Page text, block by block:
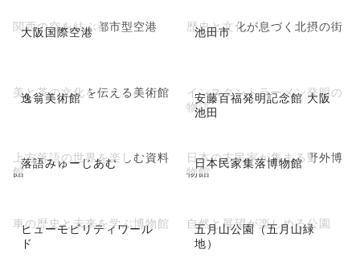
大阪国際空港
関西の空を結ぶ都市型空港 池田市
歴史と文化が息づく北摂の街
逸翁美術館
美と茶の文化を伝える美術館
安藤百福発明記念館 大阪
池田
インスタントラーメン発明の
物語
落語みゅーじあむ
上方落語の世界を楽しむ資料
館
日本民家集落博物館
日本の古民家が集まる野外博
物館
ヒューモビリティワール
ド
車の歴史と未来を学ぶ博物館
五月山公園（五月山緑
地）
自然と展望が楽しめる公園